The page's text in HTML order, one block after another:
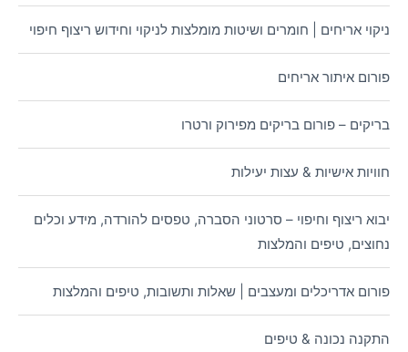
ניקוי אריחים | חומרים ושיטות מומלצות לניקוי וחידוש ריצוף חיפוי
פורום איתור אריחים
בריקים – פורום בריקים מפירוק ורטרו
חוויות אישיות & עצות יעילות
יבוא ריצוף וחיפוי – סרטוני הסברה, טפסים להורדה, מידע וכלים
נחוצים, טיפים והמלצות
פורום אדריכלים ומעצבים | שאלות ותשובות, טיפים והמלצות
התקנה נכונה & טיפים